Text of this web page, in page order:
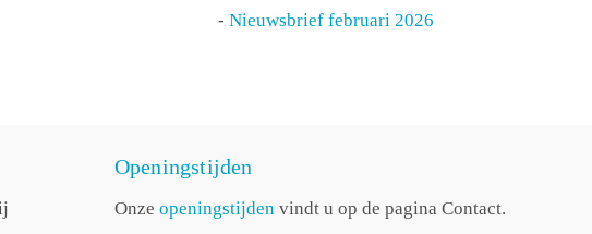
-Nieuwsbrief februari 2026
Openingstijden
Onze openingstijdenvindt u op de pagina Contact.